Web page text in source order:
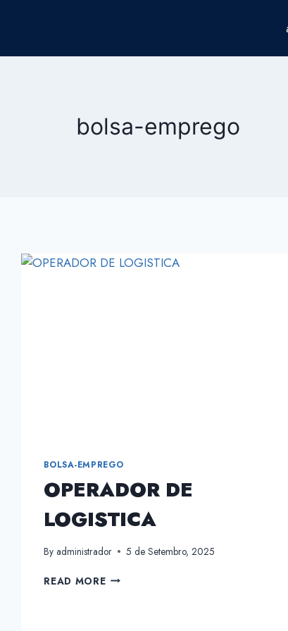
bolsa-emprego
BOLSA-EMPREGO
OPERADOR DE
LOGISTICA
By administrador 5 de Setembro, 2025
READ MOREOPERADOR